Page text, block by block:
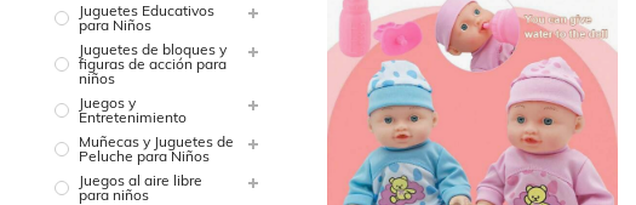
Juguetes Educativos
para Niños
Juguetes de bloques y
figuras de acción para
niños
Juegos y
Entretenimiento
Muñecas y Juguetes de
Peluche para Niños
Juegos al aire libre
para niños